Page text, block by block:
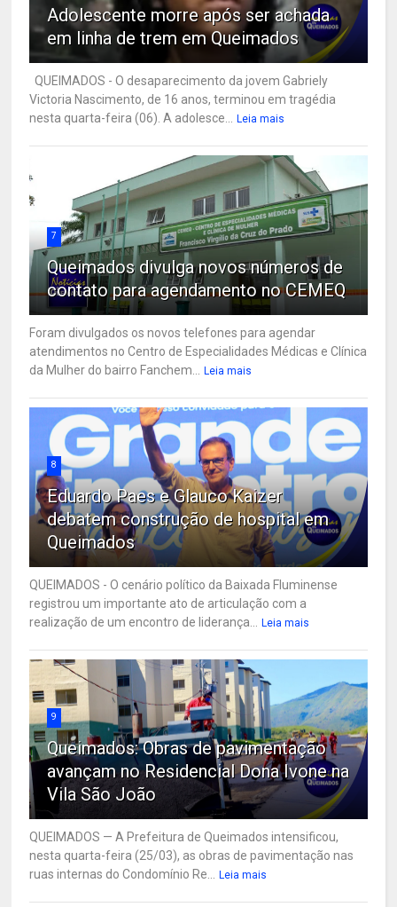
Adolescente morre após ser achada
em linha de trem em Queimados
QUEIMADOS - O desaparecimento da jovem Gabriely
Victoria Nascimento, de 16 anos, terminou em tragédia
nesta quarta-feira (06). A adolesce...
Leia mais
7
Queimados divulga novos números de
contato para agendamento no CEMEQ
Foram divulgados os novos telefones para agendar
atendimentos no Centro de Especialidades Médicas e Clínica
da Mulher do bairro Fanchem...
Leia mais
8
Eduardo Paes e Glauco Kaizer
debatem construção de hospital em
Queimados
QUEIMADOS - O cenário político da Baixada Fluminense
registrou um importante ato de articulação com a
realização de um encontro de liderança...
Leia mais
9
Queimados: Obras de pavimentação
avançam no Residencial Dona Ivone na
Vila São João
QUEIMADOS — A Prefeitura de Queimados intensificou,
nesta quarta-feira (25/03), as obras de pavimentação nas
ruas internas do Condomínio Re...
Leia mais